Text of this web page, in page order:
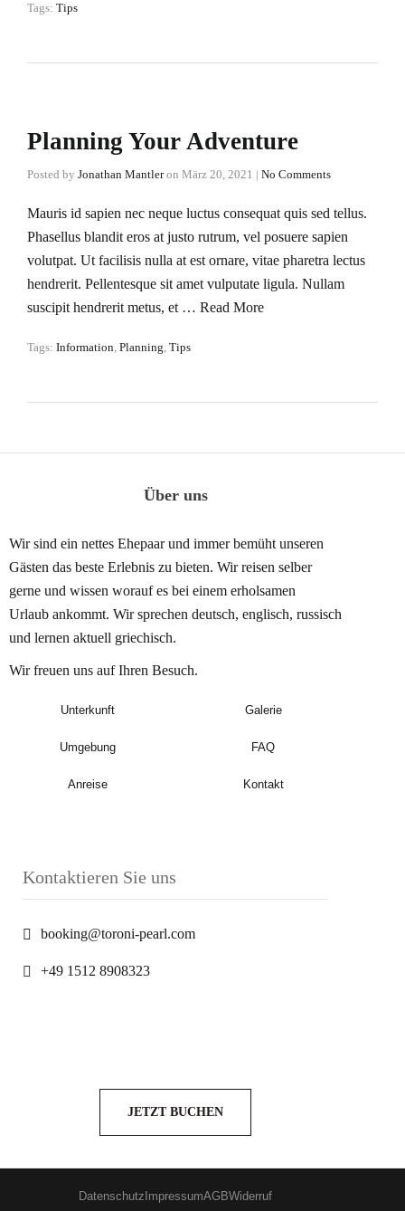
Tags: Tips
Planning Your Adventure
Posted by Jonathan Mantler on März 20, 2021 | No Comments
Mauris id sapien nec neque luctus consequat quis sed tellus.
Phasellus blandit eros at justo rutrum, vel posuere sapien
volutpat. Ut facilisis nulla at est ornare, vitae pharetra lectus
hendrerit. Pellentesque sit amet vulputate ligula. Nullam
suscipit hendrerit metus, et … Read More
Tags: Information, Planning, Tips
Über uns
Wir sind ein nettes Ehepaar und immer bemüht unseren
Gästen das beste Erlebnis zu bieten. Wir reisen selber
gerne und wissen worauf es bei einem erholsamen
Urlaub ankommt. Wir sprechen deutsch, englisch, russisch
und lernen aktuell griechisch.
Wir freuen uns auf Ihren Besuch.
Unterkunft
Umgebung
Anreise
Galerie
FAQ
Kontakt
Kontaktieren Sie uns
booking@toroni-pearl.com
+49 1512 8908323
JETZT BUCHEN
Datenschutz ImpressumAGBWiderruf